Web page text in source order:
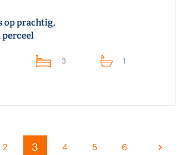
op prachtig,
perceel
3 1
2 3 4 5 6